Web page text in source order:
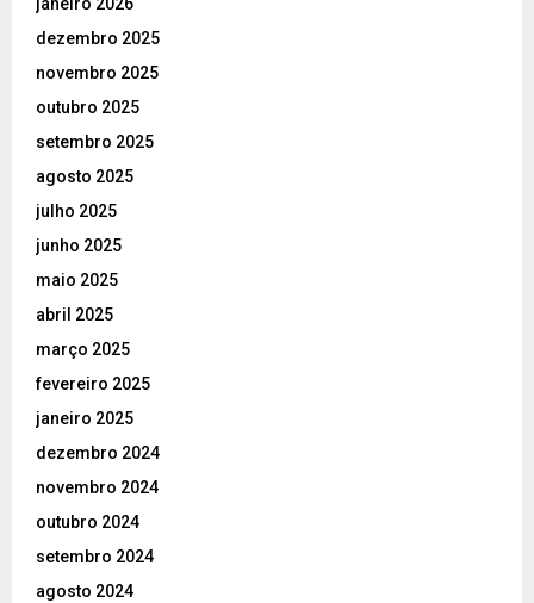
dezembro 2025
novembro 2025
outubro 2025
setembro 2025
agosto 2025
julho 2025
junho 2025
maio 2025
abril 2025
março 2025
fevereiro 2025
janeiro 2025
dezembro 2024
novembro 2024
outubro 2024
setembro 2024
agosto 2024